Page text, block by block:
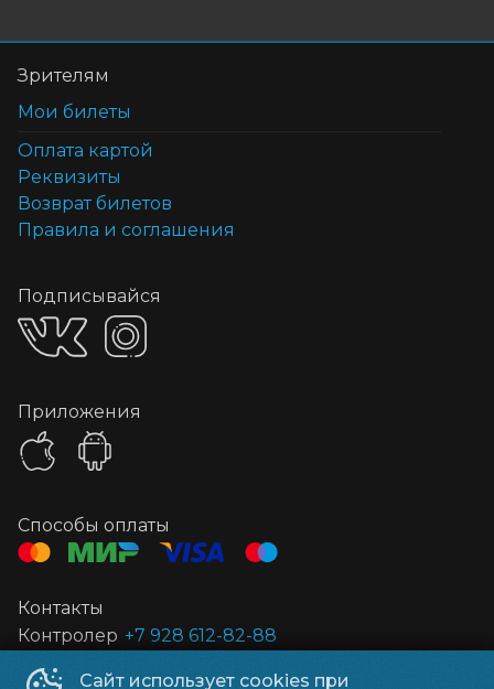
Сайт использует cookies при
Зрителям
Мои билеты
Оплата картой
Реквизиты
Возврат билетов
Правила и соглашения
Подписывайся
Приложения
Способы оплаты
Контакты
Контролер +7 928 612-82-88